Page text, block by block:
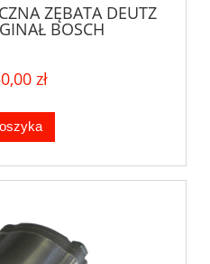
ZĘBATA DEUTZ
BOSCH
zł